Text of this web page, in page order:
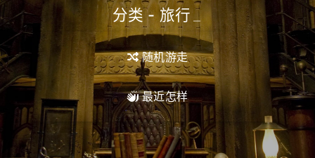
分类 - 旅行 _
随机游走
最近怎样